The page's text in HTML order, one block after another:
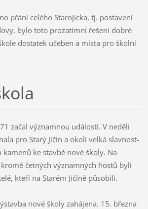
přání celého Starojicka, tj. postavení
bylo toto prozatímní řešení dobré
dostatek učeben a místa pro školní
začal významnou událostí. V neděli
pro Starý Jičín a okolí velká slavnost-
ke stavbě nové školy. Na
četných významných hostů byli
kteří na Starém Jičíně působili.
nové školy zahájena. 15. března